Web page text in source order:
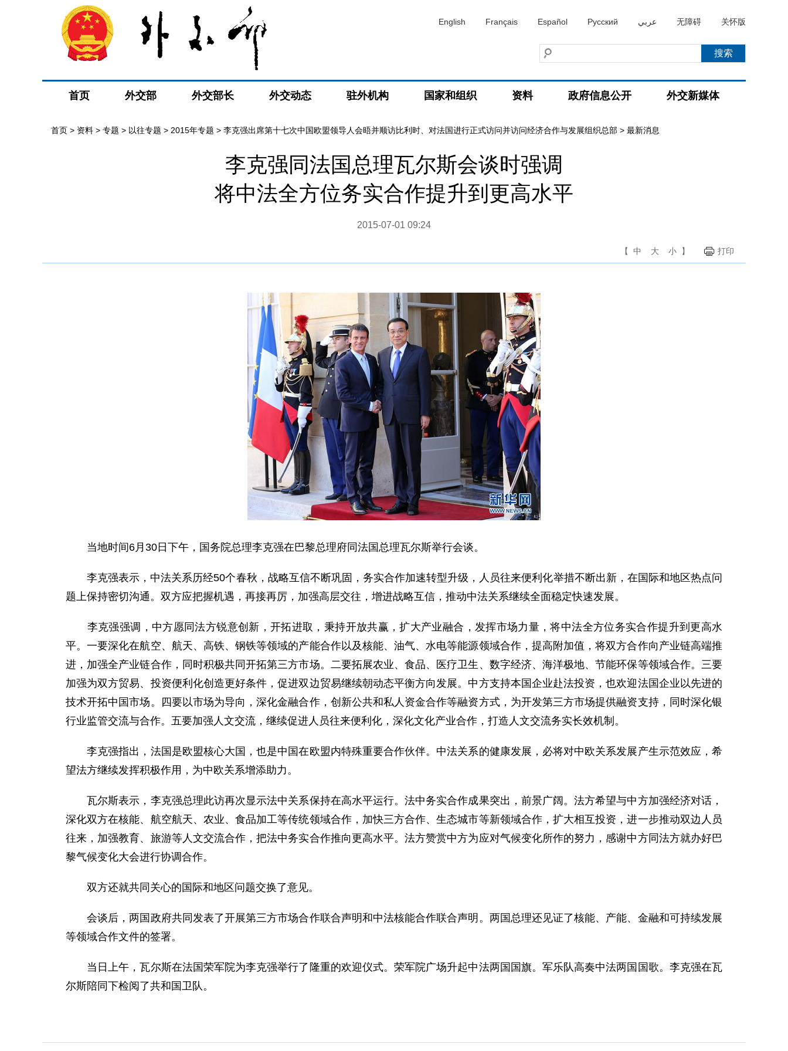
English Français Español Русский عربي 无障碍 关怀版
首页 外交部 外交部长 外交动态 驻外机构 国家和组织 资料 政府信息公开 外交新媒体
首页 > 资料 > 专题 > 以往专题 > 2015年专题 > 李克强出席第十七次中国欧盟领导人会晤并顺访比利时、对法国进行正式访问并访问经济合作与发展组织总部 > 最新消息
李克强同法国总理瓦尔斯会谈时强调
将中法全方位务实合作提升到更高水平
2015-07-01 09:24
【 中 大 小 】 打印
当地时间6月30日下午，国务院总理李克强在巴黎总理府同法国总理瓦尔斯举行会谈。
李克强表示，中法关系历经50个春秋，战略互信不断巩固，务实合作加速转型升级，人员往来便利化举措不断出新，在国际和地区热点问
题上保持密切沟通。双方应把握机遇，再接再厉，加强高层交往，增进战略互信，推动中法关系继续全面稳定快速发展。
李克强强调，中方愿同法方锐意创新，开拓进取，秉持开放共赢，扩大产业融合，发挥市场力量，将中法全方位务实合作提升到更高水
平。一要深化在航空、航天、高铁、钢铁等领域的产能合作以及核能、油气、水电等能源领域合作，提高附加值，将双方合作向产业链高端推
进，加强全产业链合作，同时积极共同开拓第三方市场。二要拓展农业、食品、医疗卫生、数字经济、海洋极地、节能环保等领域合作。三要
加强为双方贸易、投资便利化创造更好条件，促进双边贸易继续朝动态平衡方向发展。中方支持本国企业赴法投资，也欢迎法国企业以先进的
技术开拓中国市场。四要以市场为导向，深化金融合作，创新公共和私人资金合作等融资方式，为开发第三方市场提供融资支持，同时深化银
行业监管交流与合作。五要加强人文交流，继续促进人员往来便利化，深化文化产业合作，打造人文交流务实长效机制。
李克强指出，法国是欧盟核心大国，也是中国在欧盟内特殊重要合作伙伴。中法关系的健康发展，必将对中欧关系发展产生示范效应，希
望法方继续发挥积极作用，为中欧关系增添助力。
瓦尔斯表示，李克强总理此访再次显示法中关系保持在高水平运行。法中务实合作成果突出，前景广阔。法方希望与中方加强经济对话，
深化双方在核能、航空航天、农业、食品加工等传统领域合作，加快三方合作、生态城市等新领域合作，扩大相互投资，进一步推动双边人员
往来，加强教育、旅游等人文交流合作，把法中务实合作推向更高水平。法方赞赏中方为应对气候变化所作的努力，感谢中方同法方就办好巴
黎气候变化大会进行协调合作。
双方还就共同关心的国际和地区问题交换了意见。
会谈后，两国政府共同发表了开展第三方市场合作联合声明和中法核能合作联合声明。两国总理还见证了核能、产能、金融和可持续发展
等领域合作文件的签署。
当日上午，瓦尔斯在法国荣军院为李克强举行了隆重的欢迎仪式。荣军院广场升起中法两国国旗。军乐队高奏中法两国国歌。李克强在瓦
尔斯陪同下检阅了共和国卫队。